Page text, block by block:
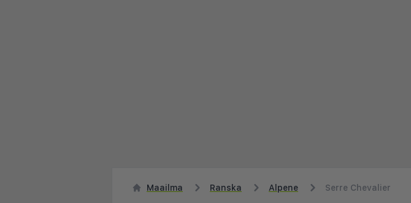
Maailma Ranska Alpene Serre Chevalier